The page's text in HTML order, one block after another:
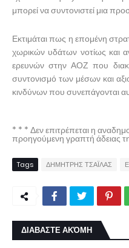
μπορεί να συντονιστεί μια
Εκτιμάται πως η επομένη
χωρικών υδάτων νοτίως και
ερευνών στην ΑΟΖ που
συντονισμό των μέσων και
κινδύνων που συνεπάγονται
* * * Δεν επιτρέπεται η
προηγούμενη γραπτή άδειας
Tags ΔΗΜΗΤΡΗΣ ΤΣΑΪΛΑΣ
ΔΙΑΒΑΣΤΕ ΑΚΌΜΗ